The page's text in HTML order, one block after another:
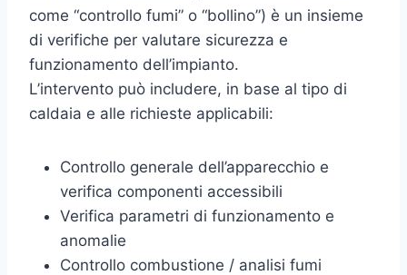
come “controllo fumi” o “bollino”) è un insieme
di verifiche per valutare sicurezza e
funzionamento dell’impianto.
L’intervento può includere, in base al tipo di
caldaia e alle richieste applicabili:
Controllo generale dell’apparecchio e
verifica componenti accessibili
Verifica parametri di funzionamento e
anomalie
Controllo combustione / analisi fumi